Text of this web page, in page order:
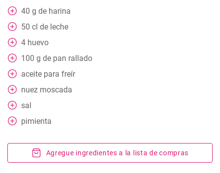
40 g de harina
50 cl de leche
4 huevo
100 g de pan rallado
aceite para freír
nuez moscada
sal
pimienta
Agregue ingredientes a la lista de compras